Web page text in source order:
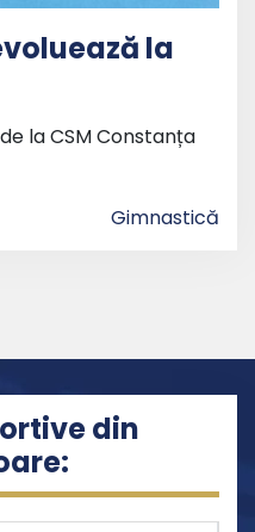
la
la CSM Constanța
Gimnastică
din